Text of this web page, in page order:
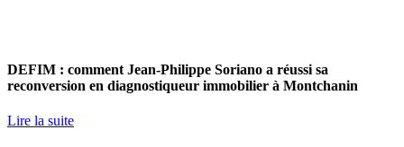
DEFIM : comment Jean-Philippe Soriano a réussi sa
reconversion en diagnostiqueur immobilier à Montchanin
Lire la suite